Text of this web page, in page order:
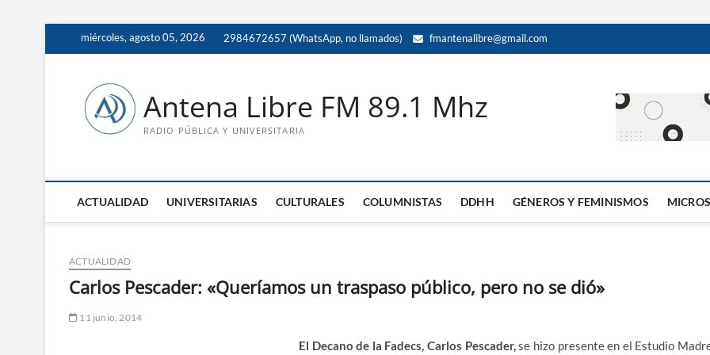
miércoles, agosto 05, 2026 2984672657 (WhatsApp, no llamados) fmantenalibre@gmail.com
Antena Libre FM 89.1 Mhz
RADIO PÚBLICA Y UNIVERSITARIA
ACTUALIDAD UNIVERSITARIAS CULTURALES COLUMNISTAS DDHH GÉNEROS Y FEMINISMOS MICROS
ACTUALIDAD
Carlos Pescader: «Queríamos un traspaso público, pero no se dió»
11 junio, 2014
El Decano de la Fadecs, Carlos Pescader,se hizo presente en el Estudio